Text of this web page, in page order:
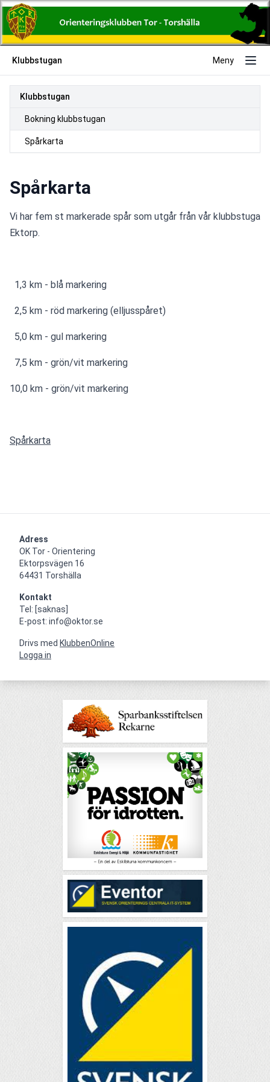
Klubbstugan Meny
Klubbstugan
Bokning klubbstugan
Spårkarta
Spårkarta
Vi har fem st markerade spår som utgår från vår klubbstuga
Ektorp.
1,3 km - blå markering
2,5 km - röd markering (elljusspåret)
5,0 km - gul markering
7,5 km - grön/vit markering
10,0 km - grön/vit markering
Spårkarta
Adress
OK Tor - Orientering
Ektorpsvägen 16
64431 Torshälla
Kontakt
Tel: [saknas]
E-post: info@oktor.se
Drivs med KlubbenOnline
Logga in